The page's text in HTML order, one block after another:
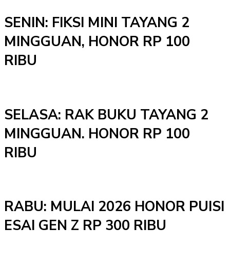
SENIN: FIKSI MINI TAYANG 2
MINGGUAN, HONOR RP 100
RIBU
SELASA: RAK BUKU TAYANG 2
MINGGUAN. HONOR RP 100
RIBU
RABU: MULAI 2026 HONOR PUISI
ESAI GEN Z RP 300 RIBU